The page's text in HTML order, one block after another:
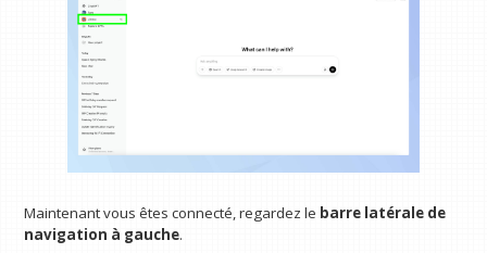
Maintenant vous êtes connecté, regardez le barre latérale de
navigation à gauche.